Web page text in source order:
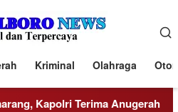
Kriminal Olahraga
Kapolri Terima Anugerah